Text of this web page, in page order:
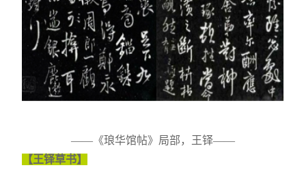
——《琅华馆帖》局部，王铎——
【王铎草书】